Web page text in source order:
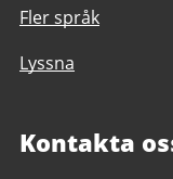
Fler språk
Lyssna
Kontakta